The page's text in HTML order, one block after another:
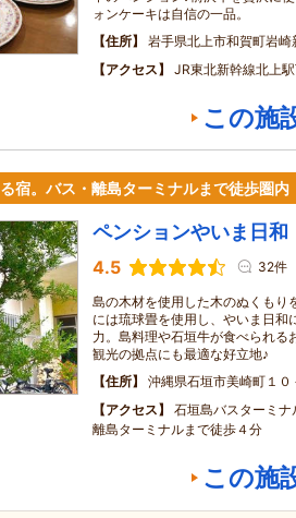
ォンケーキは自信の一品。
住所
岩手県北上市和賀町岩
アクセス
JR東北新幹線北上
この施
宿。バス・離島ターミナルまで徒歩圏内
ペンションやいま日和
4.5 32件
島の木材を使用した木のぬくもり
には琉球畳を使用し、やいま日和
力。島料理や石垣牛が食べられる
観光の拠点にも最適な好立地♪
住所
沖縄県石垣市美崎町１０
アクセス
石垣島バスターミ
離島ターミナルまで徒歩４分
この施